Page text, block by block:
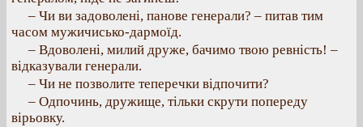
– Чи ви задоволені, панове генерали? – питав тим
часом мужичисько-дармоїд.
– Вдоволені, милий друже, бачимо твою ревність! –
відказували генерали.
– Чи не позволите теперечки відпочити?
– Одпочинь, дружище, тільки скрути попереду
вірьовку.